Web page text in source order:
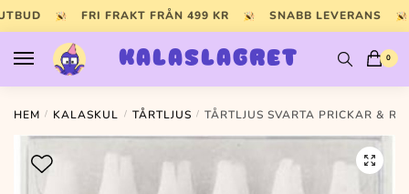
Skip
to
navigation
Skip
to
content
FRI FRAKT FRÅN 499 KR SNABB LEVERANS
KALASLAGRET 0
HEM / KALASKUL / TÅRTLJUS / TÅRTLJUS SVARTA PRICKAR &
🔍